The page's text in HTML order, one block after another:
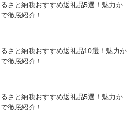
さと納税おすすめ返礼品5選！魅力か
徹底紹介！
さと納税おすすめ返礼品10選！魅力か
徹底紹介！
さと納税おすすめ返礼品5選！魅力か
徹底紹介！